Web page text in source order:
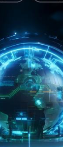
AI時代 面板耗
秀：Micro LED
、出貨比創高